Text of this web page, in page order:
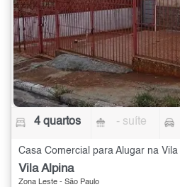
4 quartos - suíte
Vila Alpina
Zona Leste - São Paulo